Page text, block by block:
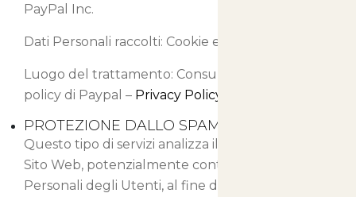
PayPal Inc.
Dati Personali raccolti: Cookie e Dati di Utilizzo.
Luogo del trattamento: Consulta la privacy
policy di Paypal – Privacy Policy
PROTEZIONE DALLO SPAM
Questo tipo di servizi analizza il traffico di Questo
Sito Web, potenzialmente contenente Dati
Personali degli Utenti, al fine di filtrarlo da parti